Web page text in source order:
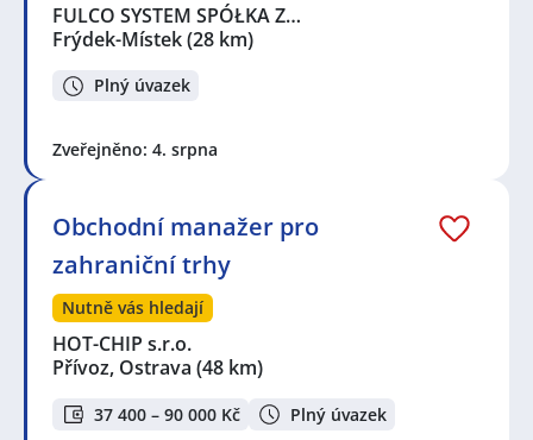
FULCO SYSTEM SPÓŁKA Z…
Frýdek-Místek(28 km)
Plný úvazek
Zveřejněno: 4. srpna
Obchodní manažer pro
zahraniční trhy
Nutně vás hledají
HOT-CHIP s.r.o.
Přívoz, Ostrava (48 km)
37 400 – 90 000 Kč Plný úvazek